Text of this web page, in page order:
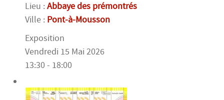
Lieu : Abbaye des prémontrés
Ville : Pont-à-Mousson
Exposition
Vendredi 15 Mai 2026
13:30 - 18:00